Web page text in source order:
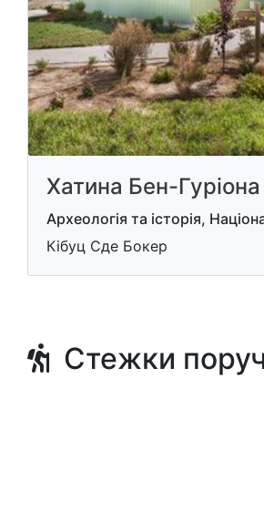
Хатина Бен-Гуріона
Археологія та історія,
Кібуц Сде Бокер
Стежки